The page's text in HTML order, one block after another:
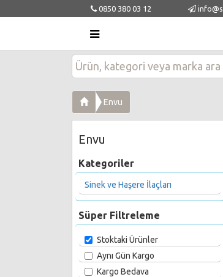
0850 380 03 12
Envu
Envu
Kategoriler
Sinek ve Haşere İlaçları
Süper Filtreleme
Stoktaki Ürünler
Aynı Gün Kargo
Kargo Bedava